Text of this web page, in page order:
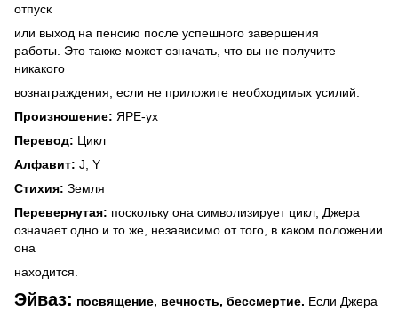
отпуск
или выход на пенсию после успешного завершения
работы. Это также может означать, что вы не получите
никакого
вознаграждения, если не приложите необходимых усилий.
Произношение: ЯРЕ-ух
Перевод: Цикл
Алфавит: J, Y
Стихия: Земля
Перевернутая: поскольку она символизирует цикл, Джера
означает одно и то же, независимо от того, в каком положении
она
находится.
Эйваз: посвящение, вечность, бессмертие. Если Джера